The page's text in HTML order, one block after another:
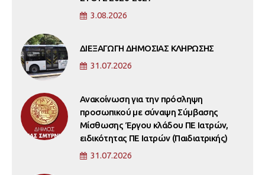
3.08.2026
ΔΙΕΞΑΓΩΓΗ ΔΗΜΟΣΙΑΣ ΚΛΗΡΩΣΗΣ
31.07.2026
Ανακοίνωση για την πρόσληψη
προσωπικού με σύναψη Σύμβασης
Μίσθωσης Έργου κλάδου ΠΕ Ιατρών,
ειδικότητας ΠΕ Ιατρών (Παιδιατρικής)
31.07.2026